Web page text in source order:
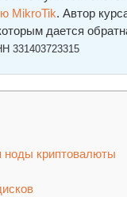
MikroTik. Автор
дается
331403723315
ноды криптовалюты